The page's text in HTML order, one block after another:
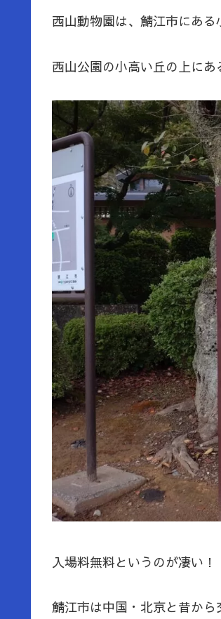
西山動物園は、鯖江市にある
西山公園の小高い丘の上にあ
入場料無料というのが凄い！
鯖江市は中国・北京と昔から